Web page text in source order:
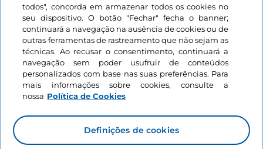
todos", concorda em armazenar todos os cookies no
seu dispositivo. O botão "Fechar" fecha o banner;
continuará a navegação na ausência de cookies ou de
outras ferramentas de rastreamento que não sejam as
técnicas. Ao recusar o consentimento, continuará a
navegação sem poder usufruir de conteúdos
personalizados com base nas suas preferências. Para
mais informações sobre cookies, consulte a
nossa Política de Cookies
Definições de cookies